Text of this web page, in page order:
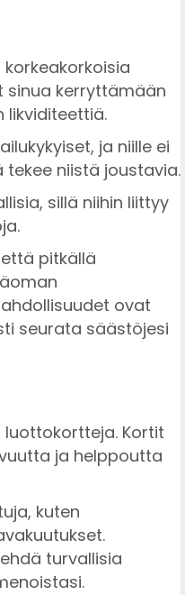
kerryttämään
ja niille ei
niistä joustavia.
sillä niihin liittyy
pitkällä
ovat
seurata säästöjesi
Kortit
ja helppoutta
kuten
turvallisia